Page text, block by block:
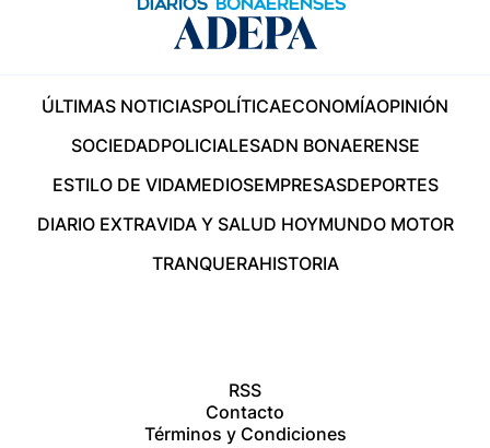
ÚLTIMAS NOTICIASPOLÍTICAECONOMÍAOPINIÓN
SOCIEDADPOLICIALESADN BONAERENSE
ESTILO DE VIDAMEDIOSEMPRESASDEPORTES
DIARIO EXTRAVIDA Y SALUD HOYMUNDO MOTOR
TRANQUERAHISTORIA
RSS
Contacto
Términos y Condiciones